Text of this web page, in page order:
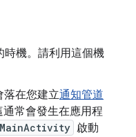
時機。請利用這個機
落在您建立通知管道
常會發生在應用程
MainActivity 啟動